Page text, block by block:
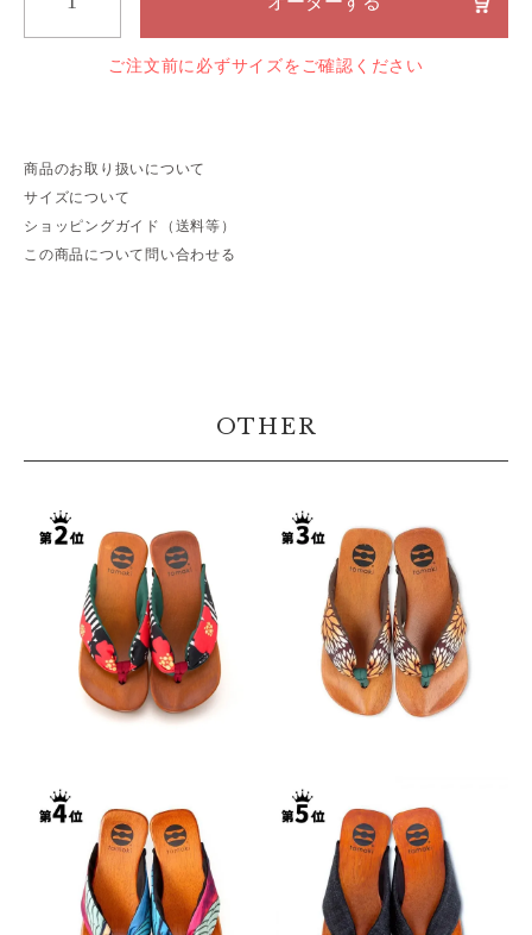
ご注文前に必ずサイズをご確認ください
商品のお取り扱いについて
サイズについて
ショッピングガイド（送料等）
この商品について問い合わせる
OTHER